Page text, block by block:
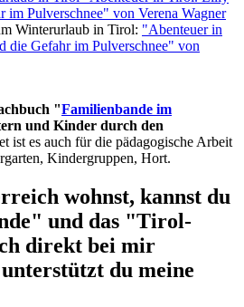
Winterurlaub in Tirol: "Abenteuer in
Gefahr im Pulverschnee" von
"Familienbande im
und Kinder durch den
ist es auch für die pädagogische Arbeit
Kindergruppen, Hort.
wohnst, kannst du
und das "Tirol-
direkt bei mir
du meine